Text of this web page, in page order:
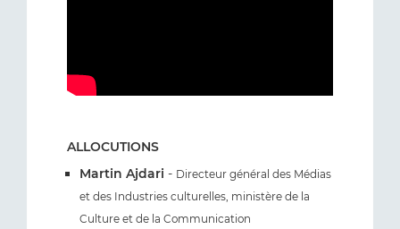
ALLOCUTIONS
Martin Ajdari - Directeur général des Médias
et des Industries culturelles, ministère de la
Culture et de la Communication